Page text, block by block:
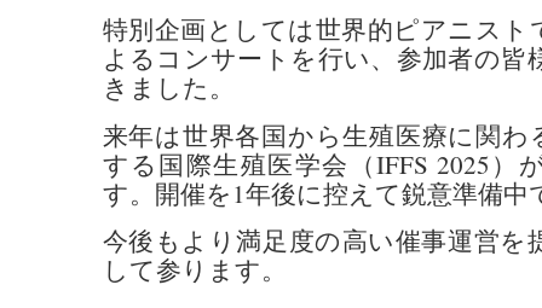
特別企画としては世界的ピアニスト
よるコンサートを行い、参加者の皆
きました。
来年は世界各国から生殖医療に関わ
する国際生殖医学会（IFFS 2025）
す。開催を1年後に控えて鋭意準備中
今後もより満足度の高い催事運営を
して参ります。